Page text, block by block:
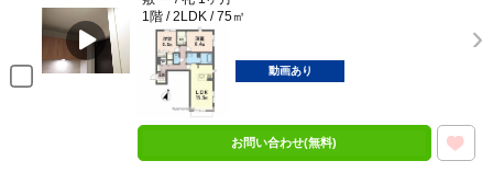
1階 / 2LDK / 75㎡
動画あり
お問い合わせ(無料)